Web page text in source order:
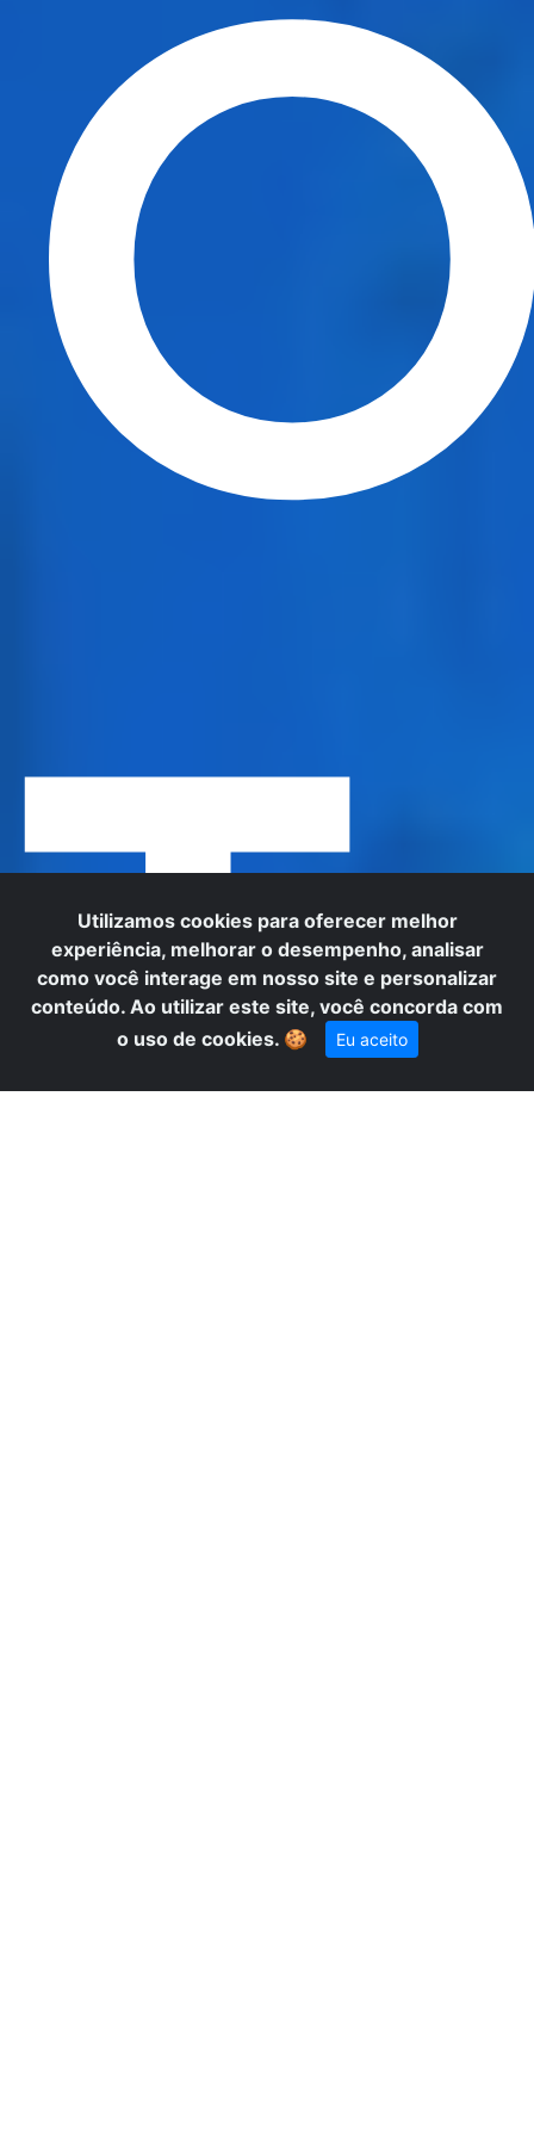
T
Utilizamos cookies para oferecer melhor
experiência, melhorar o desempenho, analisar
como você interage em nosso site e personalizar
conteúdo. Ao utilizar este site, você concorda com
o uso de cookies. 🍪 Eu aceito